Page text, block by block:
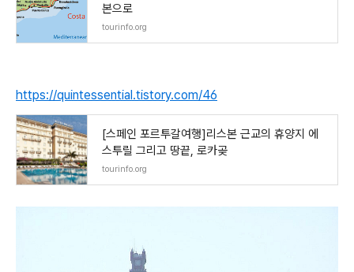
본으로
tourinfo.org
https://quintessential.tistory.com/46
[스페인 포르투갈여행]리스본 근교의 휴양지 에
스투릴 그리고 땅끝, 로카곶
tourinfo.org